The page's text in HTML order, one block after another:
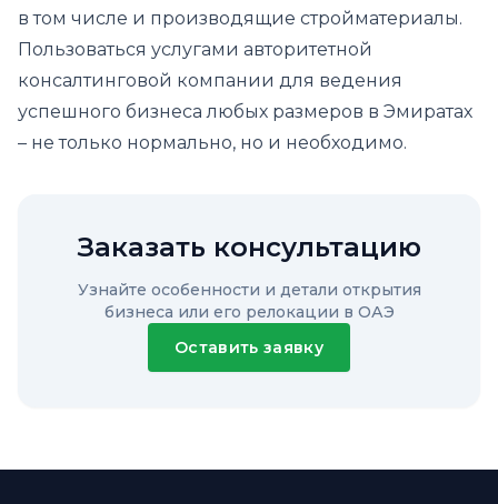
в том числе и производящие стройматериалы.
Пользоваться услугами авторитетной
консалтинговой компании для ведения
успешного бизнеса любых размеров в Эмиратах
– не только нормально, но и необходимо.
Заказать консультацию
Узнайте особенности и детали открытия
бизнеса или его релокации в ОАЭ
Оставить заявку